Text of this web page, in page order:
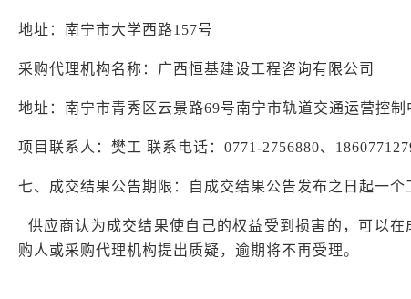
地址：南宁市大学西路157号
采购代理机构名称：广西恒基建设工程咨询有限公司
地址：南宁市青秀区云景路69号南宁市轨道交通运营控
项目联系人：樊工 联系电话：0771-2756880、
七、成交结果公告期限：自成交结果公告发布之日起一个
供应商认为成交结果使自己的权益受到损害的，可以
购人或采购代理机构提出质疑，逾期将不再受理。